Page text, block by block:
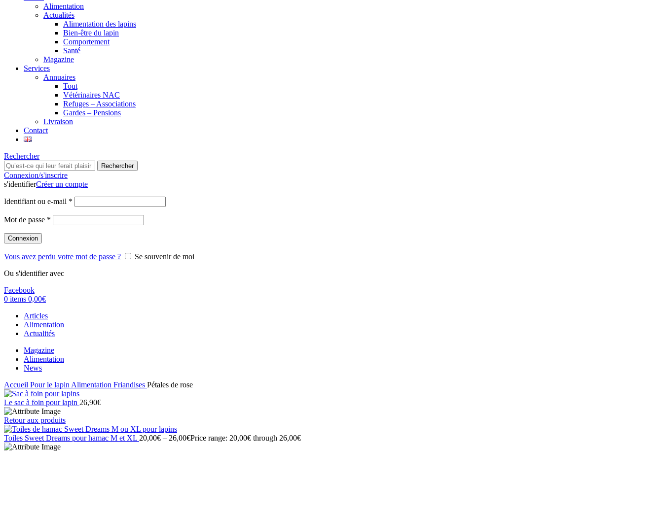
Alimentation
Actualités
Alimentation des lapins
Bien-être du lapin
Comportement
Santé
Magazine
Services
Annuaires
Tout
Vétérinaires NAC
Refuges – Associations
Gardes – Pensions
Livraison
Contact
Rechercher
Rechercher
Connexion/s'inscrire
s'identifierCréer un compte
Identifiant ou e-mail *
Mot de passe *
Connexion
Vous avez perdu votre mot de passe ?
Se souvenir de moi
Ou s'identifier avec
Facebook
0 items 0,00€
Articles
Alimentation
Actualités
Magazine
Alimentation
News
Accueil Pour le lapin Alimentation Friandises Pétales de rose
Le sac à foin pour lapin 26,90€
Retour aux produits
Toiles Sweet Dreams pour hamac M et XL 20,00€ – 26,00€Price range: 20,00€ through 26,00€